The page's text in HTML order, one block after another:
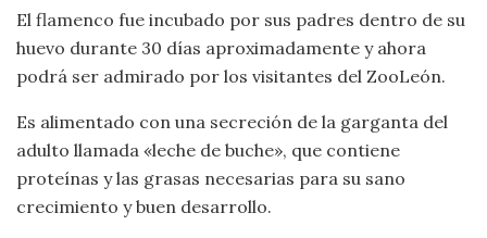
El flamenco fue incubado por sus padres dentro de su
huevo durante 30 días aproximadamente y ahora
podrá ser admirado por los visitantes del ZooLeón.
Es alimentado con una secreción de la garganta del
adulto llamada «leche de buche», que contiene
proteínas y las grasas necesarias para su sano
crecimiento y buen desarrollo.